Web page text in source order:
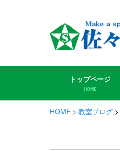
トップページ
HOME
HOME > 教室ブログ >